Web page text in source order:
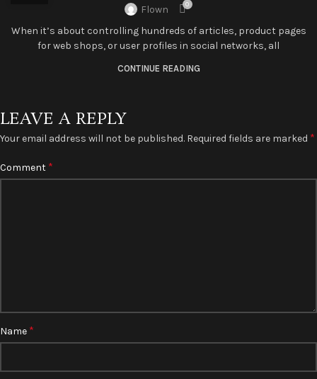
Flown 0
When it’s about controlling hundreds of articles, product pages
for web shops, or user profiles in social networks, all
CONTINUE READING
LEAVE A REPLY
Your email address will not be published. Required fields are marked *
Comment *
Name *